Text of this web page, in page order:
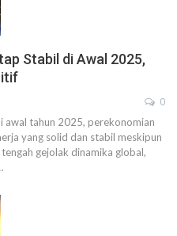
Stabil di Awal 2025,
0
awal tahun 2025, perekonomian
yang solid dan stabil meskipun
gejolak dinamika global,